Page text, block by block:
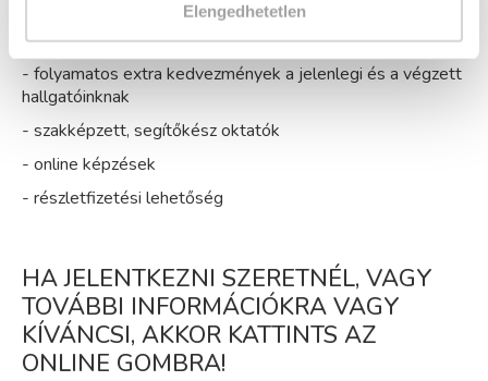
Elengedhetetlen
- magyar, családi vállalkozás
- folyamatos extra kedvezmények a jelenlegi és a végzett
hallgatóinknak
- szakképzett, segítőkész oktatók
- online képzések
- részletfizetési lehetőség
HA JELENTKEZNI SZERETNÉL, VAGY
TOVÁBBI INFORMÁCIÓKRA VAGY
KÍVÁNCSI, AKKOR KATTINTS AZ
ONLINE GOMBRA!